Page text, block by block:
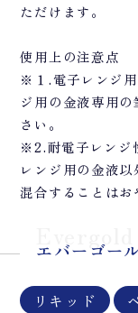
ただけます。
使用上の注意点
※１.電子レンジ
ジ用の金液専用
さい。
※2.耐電子レンジ
レンジ用の金液
混合することはお
エバーゴー
リキッド